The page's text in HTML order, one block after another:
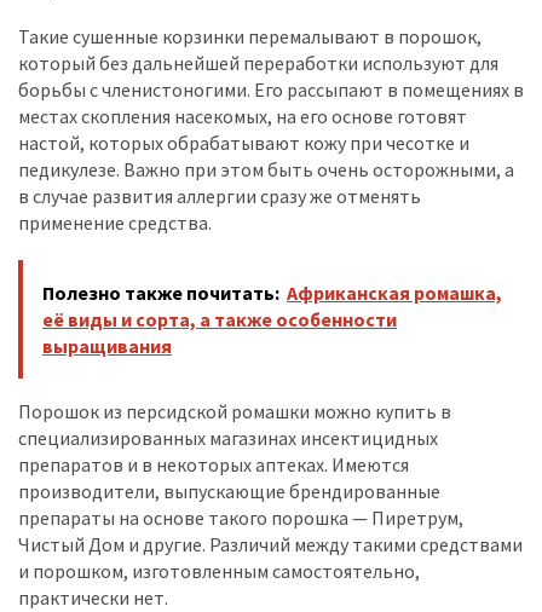
Такие сушенные корзинки перемалывают в порошок,
который без дальнейшей переработки используют для
борьбы с членистоногими. Его рассыпают в помещениях в
местах скопления насекомых, на его основе готовят
настой, которых обрабатывают кожу при чесотке и
педикулезе. Важно при этом быть очень осторожными, а
в случае развития аллергии сразу же отменять
применение средства.
Полезно также почитать: Африканская ромашка,
её виды и сорта, а также особенности
выращивания
Порошок из персидской ромашки можно купить в
специализированных магазинах инсектицидных
препаратов и в некоторых аптеках. Имеются
производители, выпускающие брендированные
препараты на основе такого порошка — Пиретрум,
Чистый Дом и другие. Различий между такими средствами
и порошком, изготовленным самостоятельно,
практически нет.